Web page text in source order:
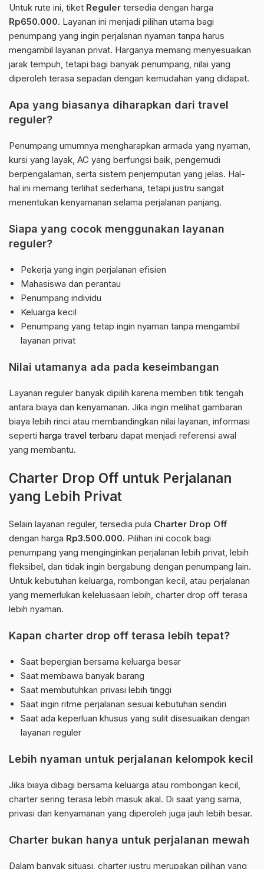
Untuk rute ini, tiket Reguler tersedia dengan harga
Rp650.000. Layanan ini menjadi pilihan utama bagi
penumpang yang ingin perjalanan nyaman tanpa harus
mengambil layanan privat. Harganya memang menyesuaikan
jarak tempuh, tetapi bagi banyak penumpang, nilai yang
diperoleh terasa sepadan dengan kemudahan yang didapat.
Apa yang biasanya diharapkan dari travel
reguler?
Penumpang umumnya mengharapkan armada yang nyaman,
kursi yang layak, AC yang berfungsi baik, pengemudi
berpengalaman, serta sistem penjemputan yang jelas. Hal-
hal ini memang terlihat sederhana, tetapi justru sangat
menentukan kenyamanan selama perjalanan panjang.
Siapa yang cocok menggunakan layanan
reguler?
Pekerja yang ingin perjalanan efisien
Mahasiswa dan perantau
Penumpang individu
Keluarga kecil
Penumpang yang tetap ingin nyaman tanpa mengambil
layanan privat
Nilai utamanya ada pada keseimbangan
Layanan reguler banyak dipilih karena memberi titik tengah
antara biaya dan kenyamanan. Jika ingin melihat gambaran
biaya lebih rinci atau membandingkan nilai layanan, informasi
seperti harga travel terbaru dapat menjadi referensi awal
yang membantu.
Charter Drop Off untuk Perjalanan
yang Lebih Privat
Selain layanan reguler, tersedia pula Charter Drop Off
dengan harga Rp3.500.000. Pilihan ini cocok bagi
penumpang yang menginginkan perjalanan lebih privat, lebih
fleksibel, dan tidak ingin bergabung dengan penumpang lain.
Untuk kebutuhan keluarga, rombongan kecil, atau perjalanan
yang memerlukan keleluasaan lebih, charter drop off terasa
lebih nyaman.
Kapan charter drop off terasa lebih tepat?
Saat bepergian bersama keluarga besar
Saat membawa banyak barang
Saat membutuhkan privasi lebih tinggi
Saat ingin ritme perjalanan sesuai kebutuhan sendiri
Saat ada keperluan khusus yang sulit disesuaikan dengan
layanan reguler
Lebih nyaman untuk perjalanan kelompok kecil
Jika biaya dibagi bersama keluarga atau rombongan kecil,
charter sering terasa lebih masuk akal. Di saat yang sama,
privasi dan kenyamanan yang diperoleh juga jauh lebih besar.
Charter bukan hanya untuk perjalanan mewah
Dalam banyak situasi, charter justru merupakan pilihan yang